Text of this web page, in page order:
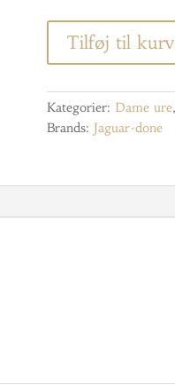
Tilføj til kurv
Kategorier: Dame ure,
Brands: Jaguar-done